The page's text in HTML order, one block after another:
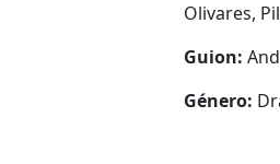
Olivares,
Guion:
Género: